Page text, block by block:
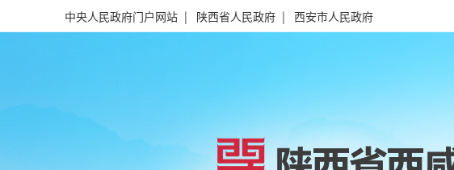
中央人民政府门户网站 | 陕西省人民政府 | 西安市人民政府